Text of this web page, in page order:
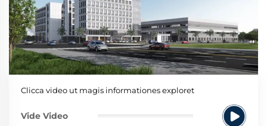
Clicca video ut magis informationes exploret
Vide Video